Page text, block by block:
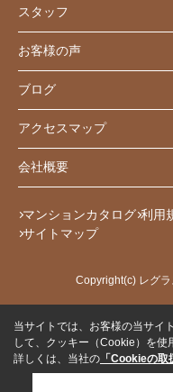
スタッフ
お客様の声
ブログ
アクセスマップ
会社概要
マンションカタログ 利用
サイトマップ
Copyright(c) レグ
当サイトでは、お客様の当サイ
して、クッキー（Cookie）を使
詳しくは、当社の 「Cookieの取